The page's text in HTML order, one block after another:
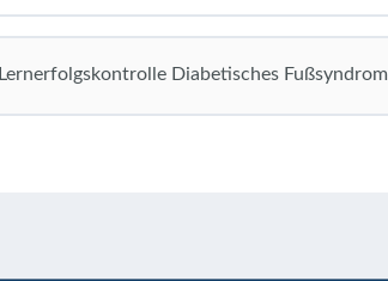
Lernerfolgskontrolle Diabetisches Fußsyndrom